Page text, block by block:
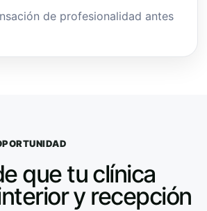
de profesionalidad antes
que tu clínica
y recepción